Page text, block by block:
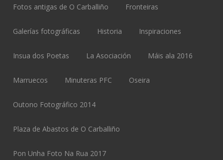
Fotos antigas de O Carballiño Fronteiras
Galerías fotográficas Historia Inspiraciones
Insua dos Poetas La Asociación Máis ala 2016
Marruecos Minuteras PFC Oseira
Outono Fotográfico 2014
Plaza de Abastos de O Carballiño
Pon Unha Foto Na Rua 2017